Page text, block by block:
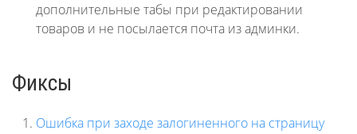
дополнительные табы при редактировании
товаров и не посылается почта из админки.
Фиксы
Ошибка при заходе залогиненного на страницу